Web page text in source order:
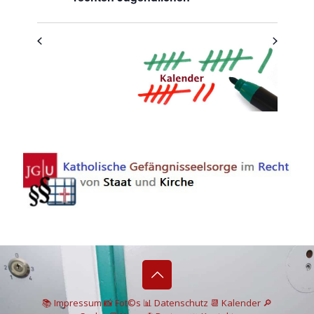
📚 Impressum📸Fot©s 📊 Datenschutz 📆 Kalender 🔎